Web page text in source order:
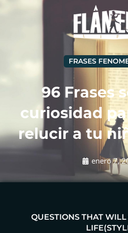
FRASES
96 Frases
curiosidad
relucir a tu
enero 7,
QUESTIONS THAT